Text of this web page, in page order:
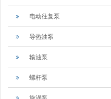
电动往复泵
导热油泵
输油泵
螺杆泵